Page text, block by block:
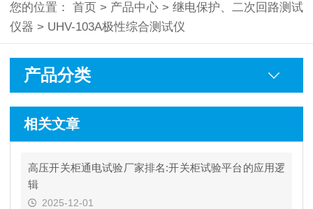
您的位置：首页 > 产品中心 > 继电保护、二次回路测试
仪器 > UHV-103A极性综合测试仪
产品分类
相关文章
高压开关柜通电试验厂家排名:开关柜试验平台的应用逻
辑
2025-12-01